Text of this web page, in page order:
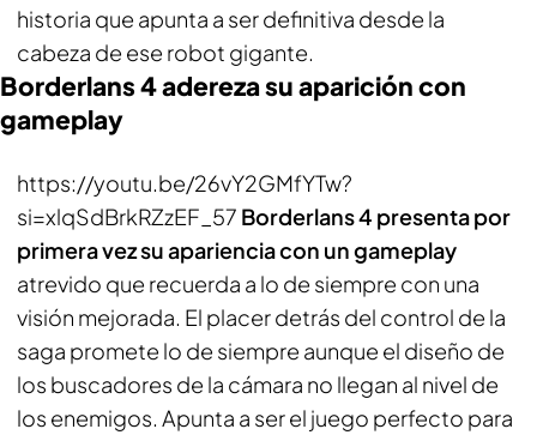
historia que apunta a ser definitiva desde la
cabeza de ese robot gigante.
Borderlans 4 adereza su aparición con
gameplay
https://youtu.be/26vY2GMfYTw?
si=xlqSdBrkRZzEF_57 Borderlans 4 presenta por
primera vez su apariencia con un gameplay
atrevido que recuerda a lo de siempre con una
visión mejorada. El placer detrás del control de la
saga promete lo de siempre aunque el diseño de
los buscadores de la cámara no llegan al nivel de
los enemigos. Apunta a ser el juego perfecto para